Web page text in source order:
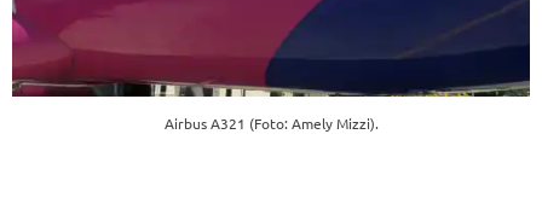
Airbus A321 (Foto: Amely Mizzi).